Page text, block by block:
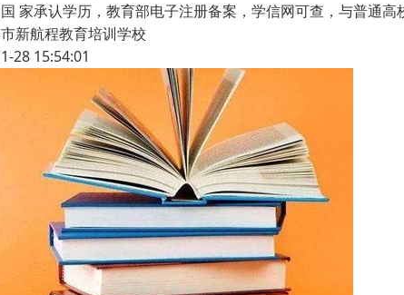
承认学历，教育部电子注册备案，学信网可查，与普通高
新航程教育培训学校
28 15:54:01